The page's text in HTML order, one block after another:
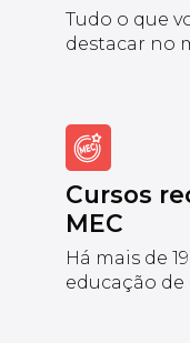
Tudo o que
destacar no
Cursos
MEC
Há mais de
educação de